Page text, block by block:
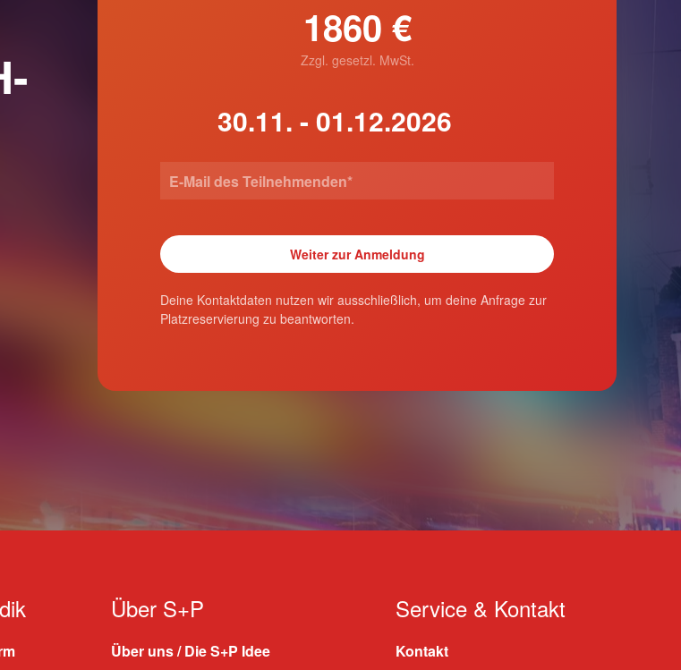
1860 €
Zzgl. gesetzl. MwSt.
Deine Kontaktdaten nutzen wir ausschließlich, um deine Anfrage zur
Platzreservierung zu beantworten.
Über S+P
Über uns / Die S+P Idee
Service & Kontakt
Kontakt